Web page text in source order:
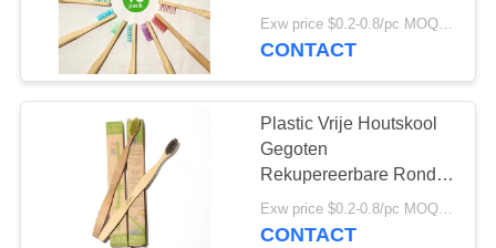
ONGEVEER
ONS
FABRIEKSREIS
KWALITEITSCONTROLE
Tanden die
Tandpasta's witten
58
Mondelinge Zorg de
Houtskooltandenborstel
Exw price $0.2-0.8/pc MOQ:100pcs
CONTACT
Plastic Vrije Houtskool
Gegoten
Rekupereerbare Ronde
het
Bamboetandenborstel
Exw price $0.2-0.8/pc MOQ:100pcs
CONTACT